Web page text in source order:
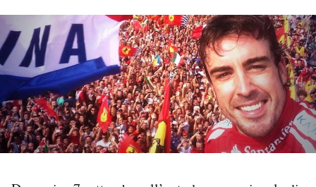
PODCAST
NEWSLETTER
I MIEI PREFERITI